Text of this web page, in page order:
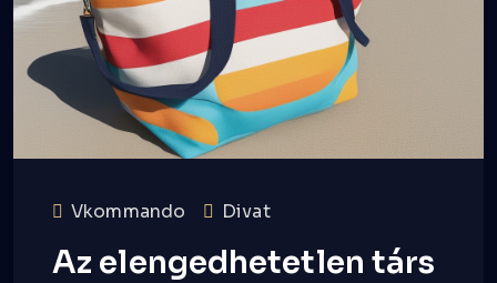
Vkommando Divat
Az elengedhetetlen társ